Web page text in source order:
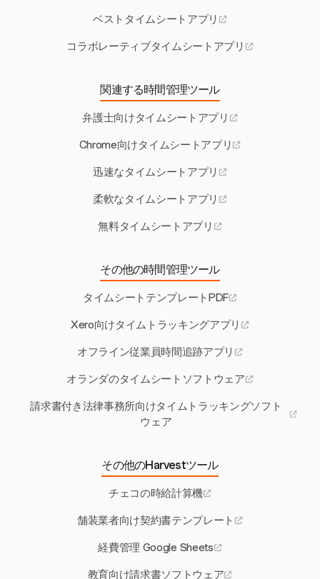
ベストタイムシートアプリ
コラボレーティブタイムシートアプリ
関連する時間管理ツール
弁護士向けタイムシートアプリ
Chrome向けタイムシートアプリ
迅速なタイムシートアプリ
柔軟なタイムシートアプリ
無料タイムシートアプリ
その他の時間管理ツール
タイムシートテンプレートPDF
Xero向けタイムトラッキングアプリ
オフライン従業員時間追跡アプリ
オランダのタイムシートソフトウェア
請求書付き法律事務所向けタイムトラッキングソフト
ウェア
その他のHarvestツール
チェコの時給計算機
舗装業者向け契約書テンプレート
経費管理 Google Sheets
教育向け請求書ソフトウェア